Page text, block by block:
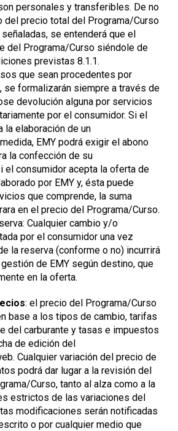
personales y transferibles. De no
del precio total del Programa/Curso
se entenderá que el
del Programa/Curso siéndole de
previstas 8.1.1.
que sean procedentes por
se formalizarán siempre a través de
devolución alguna por servicios
por el consumidor. Si el
la elaboración de un
EMY podrá exigir el abono
la confección de su
el consumidor acepta la oferta de
por EMY y, ésta puede
que comprende, la suma
en el precio del Programa/Curso.
Cualquier cambio y/o
por el consumidor una vez
la reserva (conforme o no) incurrirá
de EMY según destino, que
en la oferta.
: el precio del Programa/Curso
base a los tipos de cambio, tarifas
del carburante y tasas e impuestos
de edición del
Cualquier variación del precio de
podrá dar lugar a la revisión del
Curso, tanto al alza como a la
estrictos de las variaciones del
modificaciones serán notificadas
o por cualquier medio que